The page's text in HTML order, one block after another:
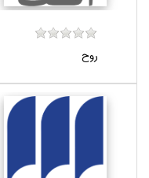
روح